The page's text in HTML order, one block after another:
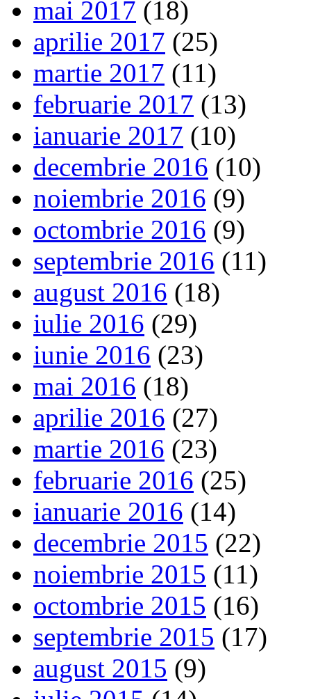
mai 2017 (18)
aprilie 2017 (25)
martie 2017 (11)
februarie 2017 (13)
ianuarie 2017 (10)
decembrie 2016 (10)
noiembrie 2016 (9)
octombrie 2016 (9)
septembrie 2016 (11)
august 2016 (18)
iulie 2016 (29)
iunie 2016 (23)
mai 2016 (18)
aprilie 2016 (27)
martie 2016 (23)
februarie 2016 (25)
ianuarie 2016 (14)
decembrie 2015 (22)
noiembrie 2015 (11)
octombrie 2015 (16)
septembrie 2015 (17)
august 2015 (9)